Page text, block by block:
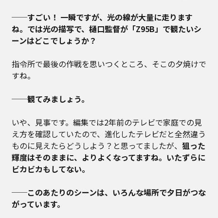
──すごい！ 一瞬ですが、光の線が大量に走ります
ね。では光の描写で、樋口監督が「Z95B」で観たいシ
ーンはどこでしょうか？
指令所で最後の作戦を思いつくところ、そこの夕焼けで
すね。
──観てみましょう。
いや、見事です。編集では2年前のテレビで家庭での見
え方を確認していたので、進化したテレビだと全然違う
ものに見えたらどうしよう？と思ってましたが、 狙った
輝度はそのままに、よりよくなってますね。いたずらに
ビカビカもしてない。
──このあたりのシーンは、いろんな場所で夕日がつな
がっています。